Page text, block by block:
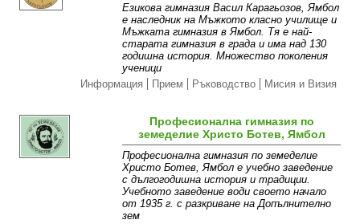
Езикова гимназия Васил Карагьозов, Ямбол
е наследник на Mъжкото класно училище и
Мъжката гимназия в Ямбол. Тя е най-
старата гимназия в града и има над 130
годишна история. Множество поколения
ученици
Информация
Прием Ръководство Мисия и Визия
Професионална гимназия по
земеделие Христо Ботев, Ямбол
Професионална гимназия по земеделие
Христо Ботев, Ямбол е учебно заведение
с дългогодишна история и традиции.
Учебното заведение води своето начало
от 1935 г. с разкриване на Допълнително
зем